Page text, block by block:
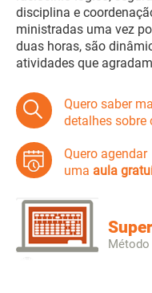
disciplina e
ministradas uma vez
duas horas, são
atividades que
Quero saber
detalhes sobre
Quero agendar
uma aula